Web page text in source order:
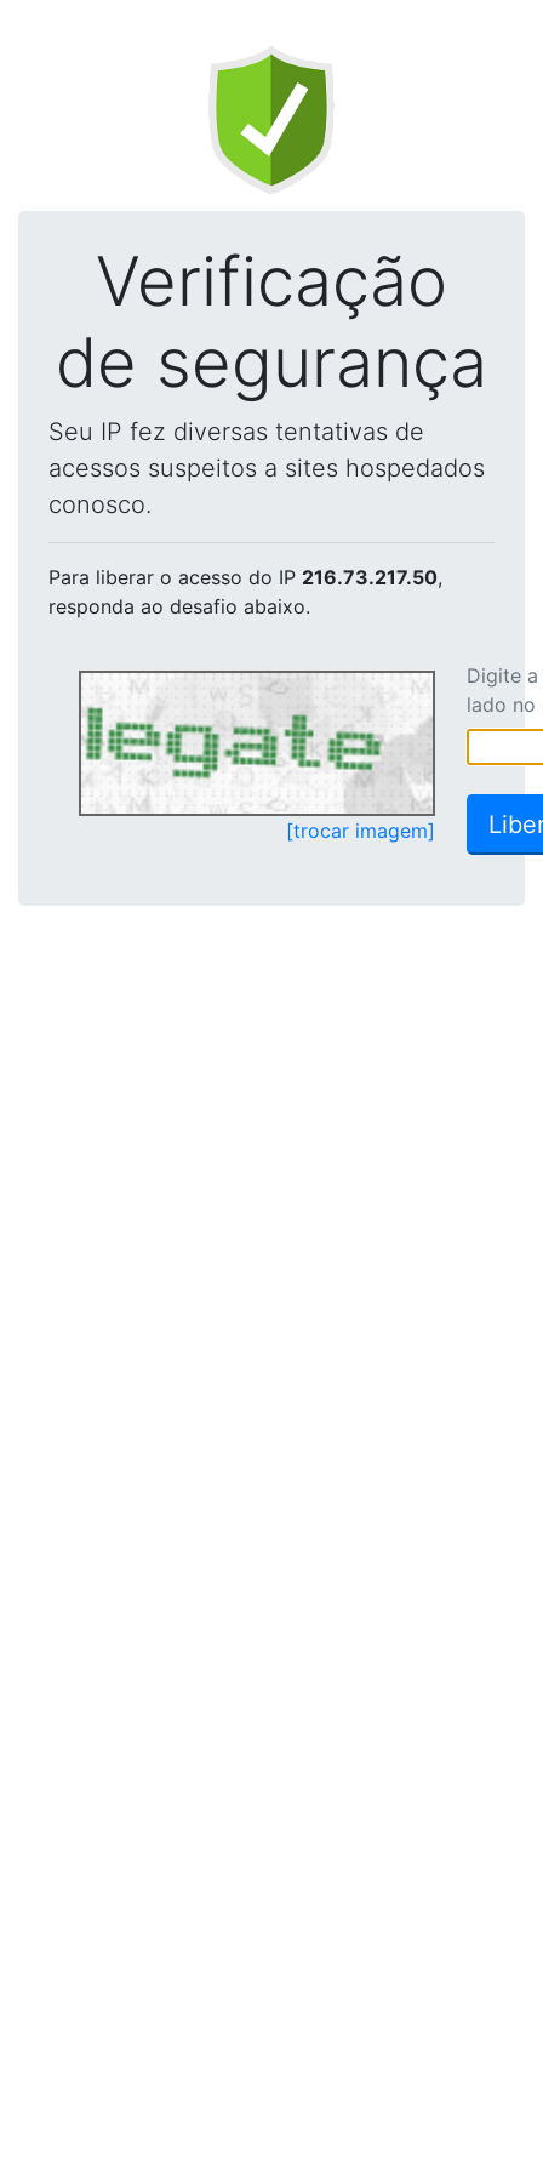
Verificação
de segurança
Seu IP fez diversas tentativas de
acessos suspeitos a sites hospedados
conosco.
Para liberar o acesso do IP 216.73.217.50,
responda ao desafio abaixo.
[trocar imagem]
Digite
lado no